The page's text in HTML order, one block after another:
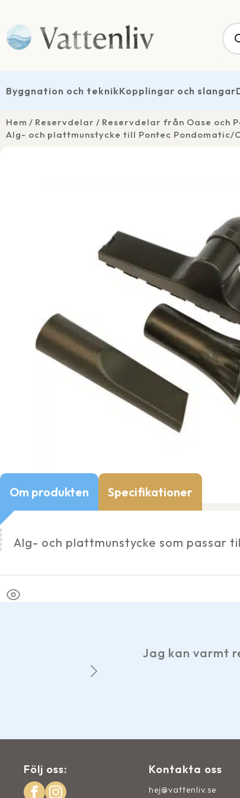
Byggnation och teknikKopplingar och slangar
Hem Reservdelar Reservdelar från Oase och
Alg- och plattmunstycke till Pontec Pondomatic/
Om produkten Specifikationer
Alg- och plattmunstycke som passar
Jag kan varmt
Följ oss: Kontakta oss
hej@vattenliv.se